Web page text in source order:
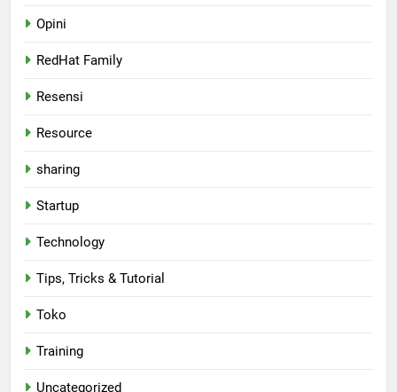
Opini
RedHat Family
Resensi
Resource
sharing
Startup
Technology
Tips, Tricks & Tutorial
Toko
Training
Uncategorized